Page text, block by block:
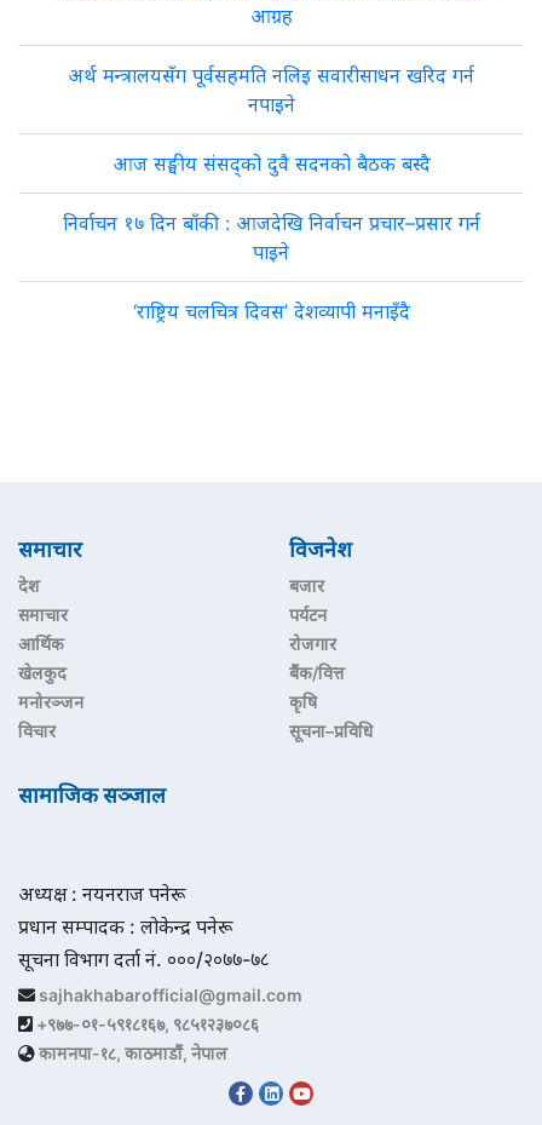
आग्रह
अर्थ मन्त्रालयसँग पूर्वसहमति नलिइ सवारीसाधन खरिद गर्न
नपाइने
आज सङ्घीय संसद्को दुवै सदनको बैठक बस्दै
निर्वाचन १७ दिन बाँकी : आजदेखि निर्वाचन प्रचार–प्रसार गर्न
पाइने
‘राष्ट्रिय चलचित्र दिवस’ देशव्यापी मनाइँदै
समाचार
देश
समाचार
आर्थिक
खेलकुद
मनोरञ्जन
विचार
विजनेश
बजार
पर्यटन
रोजगार
बैंक/वित्त
कृषि
सूचना–प्रविधि
सामाजिक सञ्जाल
अध्यक्ष : नयनराज पनेरू
प्रधान सम्पादक : लोकेन्द्र पनेरू
सूचना विभाग दर्ता नं. ०००/२०७७-७८
sajhakhabarofficial@gmail.com
+९७७-०१-५९१८१६७, ९८५१२३७०८६
कामनपा-१८, काठमाडौं, नेपाल